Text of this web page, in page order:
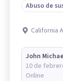
Abuso de
California
John
10 de
Online